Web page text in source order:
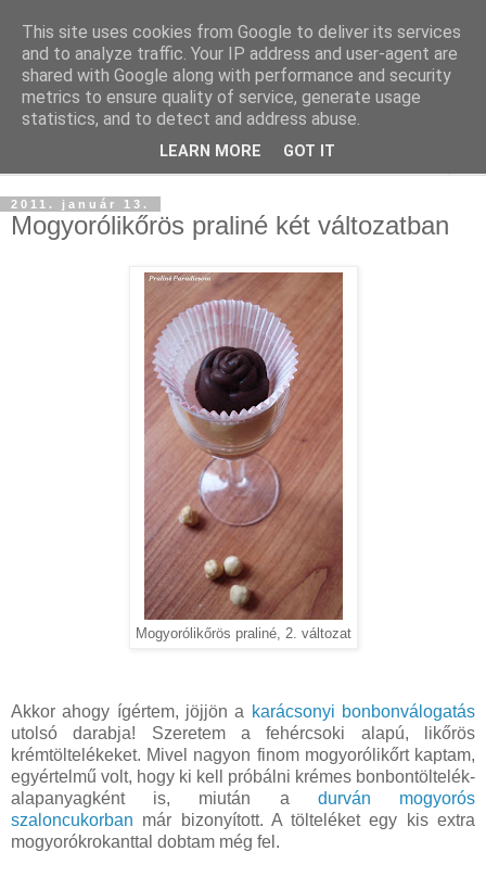
2011. január 13.
Mogyorólikőrös praliné két változatban
Mogyorólikőrös praliné, 2. változat
Akkor ahogy ígértem, jöjjön a karácsonyi bonbonválogatás
utolsó darabja! Szeretem a fehércsoki alapú, likőrös
krémtöltelékeket. Mivel nagyon finom mogyorólikőrt kaptam,
egyértelmű volt, hogy ki kell próbálni krémes bonbontöltelék-
alapanyagként is, miután a durván mogyorós
szaloncukorban már bizonyított. A tölteléket egy kis extra
mogyorókrokanttal dobtam még fel.
This site uses cookies from Google to deliver its services
and to analyze traffic. Your IP address and user-agent are
shared with Google along with performance and security
metrics to ensure quality of service, generate usage
statistics, and to detect and address abuse.
LEARN MORE GOT IT